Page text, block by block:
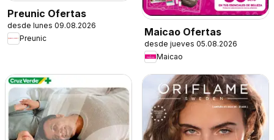
Preunic Ofertas
desde lunes 09.08.2026
Preunic
Maicao Ofertas
desde jueves 05.08.2026
Maicao